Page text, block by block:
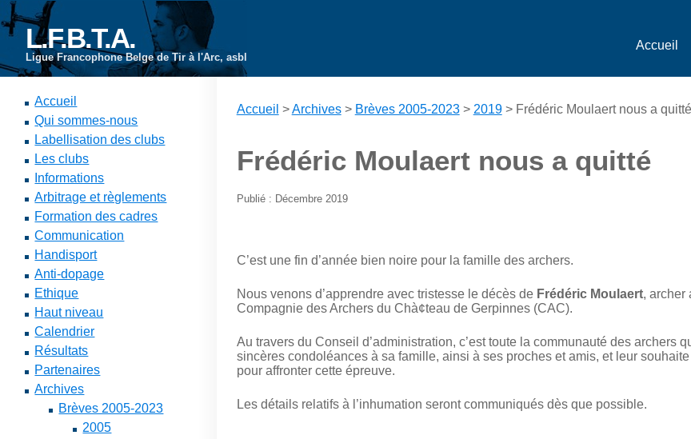
L.F.B.T.A.
Ligue Francophone Belge de Tir à l'Arc, asbl
Accueil
Accueil
Qui sommes-nous
Labellisation des clubs
Les clubs
Informations
Arbitrage et règlements
Formation des cadres
Communication
Handisport
Anti-dopage
Ethique
Haut niveau
Calendrier
Résultats
Partenaires
Archives
Brèves 2005-2023
2005
Accueil >Archives> Brèves 2005-2023> 2019> Frédéric Moulaert nous a quitté
Frédéric Moulaert nous a quitté
Publié : Décembre 2019
C’est une fin d’année bien noire pour la famille des archers.
Nous venons d’apprendre avec tristesse le décès de Frédéric Moulaert, archer
Compagnie des Archers du Chà¢teau de Gerpinnes (CAC).
Au travers du Conseil d’administration, c’est toute la communauté des archers
sincères condoléances à sa famille, ainsi à ses proches et amis, et leur
pour affronter cette épreuve.
Les détails relatifs à l’inhumation seront communiqués dès que possible.